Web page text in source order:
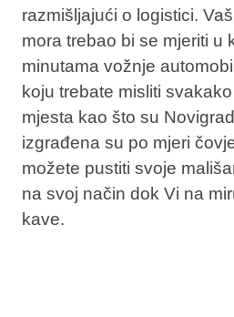
razmišljajući o logistici.
mora trebao bi se mjeriti u
minutama vožnje
koju trebate misliti
mjesta kao što su
izgrađena su po mjeri
možete pustiti svoje
na svoj način dok Vi na
kave.